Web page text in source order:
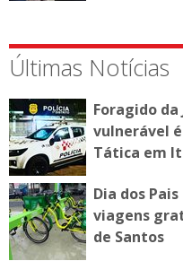
Últimas Notícias
Foragido
vulnerável
Tática em
Dia dos
viagens
de Santos